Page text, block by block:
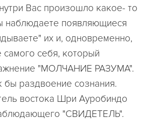
Вас произошло какое- то
наблюдаете появляющиеся
их и, одновременно,
себя, который
"МОЛЧАНИЕ РАЗУМА".
бы раздвоение сознания.
востока Шри Ауробиндо
"СВИДЕТЕЛЬ".